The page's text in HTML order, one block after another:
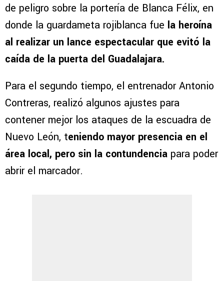
de peligro sobre la portería de Blanca Félix, en
donde la guardameta rojiblanca fue la heroína
al realizar un lance espectacular que evitó la
caída de la puerta del Guadalajara.
Para el segundo tiempo, el entrenador Antonio
Contreras, realizó algunos ajustes para
contener mejor los ataques de la escuadra de
Nuevo León, teniendo mayor presencia en el
área local, pero sin la contundencia para poder
abrir el marcador.